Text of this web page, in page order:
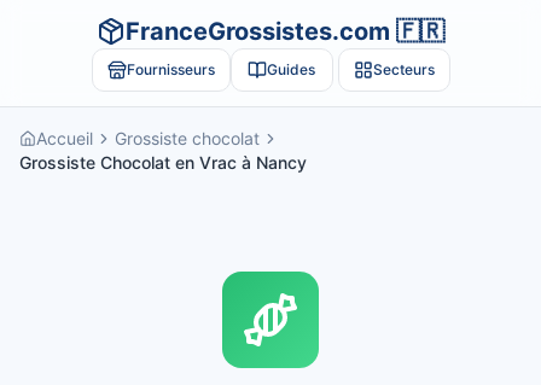
FranceGrossistes.com 🇫🇷
Fournisseurs Guides Secteurs
Accueil
Grossiste chocolat
Grossiste Chocolat en Vrac à Nancy